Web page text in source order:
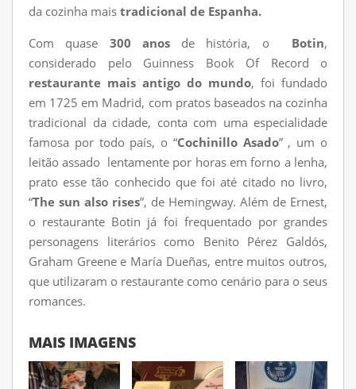
da cozinha mais tradicional de Espanha.
Com quase 300 anosde história, o Botin,
considerado pelo Guinness Book Of Record o
restaurante mais antigo do mundo, foi fundado
em 1725 em Madrid, com pratos baseados na cozinha
tradicional da cidade, conta com uma especialidade
famosa por todo país, o “Cochinillo Asado”, um o
leitão assado lentamente por horas em forno a lenha,
prato esse tão conhecido que foi até citado no livro,
“The sun also rises”, de Hemingway. Além de Ernest,
o restaurante Botin já foi frequentado por grandes
personagens literários como Benito Pérez Galdós,
Graham Greene e María Dueñas, entre muitos outros,
que utilizaram o restaurante como cenário para o seus
romances.
MAIS IMAGENS